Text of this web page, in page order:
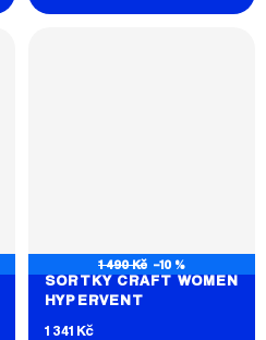
1 490 Kč –10 %
ŠORTKY CRAFT WOMEN
HYPERVENT
1 341 Kč